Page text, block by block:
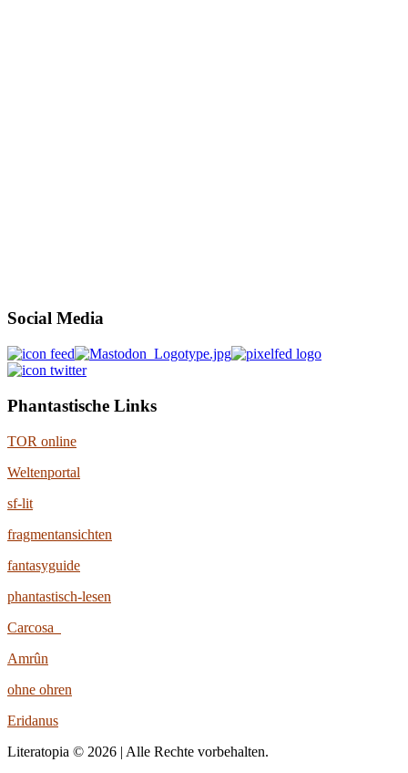
Social Media
Phantastische Links
TOR online
Weltenportal
sf-lit
fragmentansichten
fantasyguide
phantastisch-lesen
Carcosa
Amrûn
ohne ohren
Eridanus
Literatopia © 2026 | Alle Rechte vorbehalten.